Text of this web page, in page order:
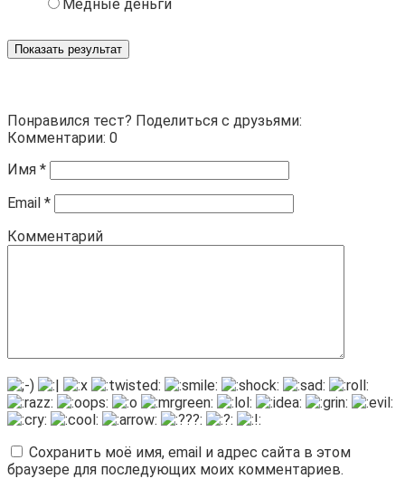
Медные деньги
Показать результат
Понравился тест? Поделиться с друзьями:
Комментарии: 0
Имя *
Email *
Комментарий
Сохранить моё имя, email и адрес сайта в этом
браузере для последующих моих комментариев.